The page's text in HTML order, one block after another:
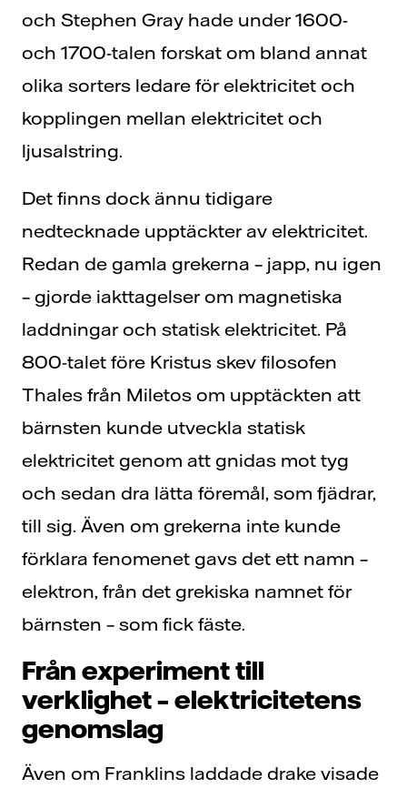
och Stephen Gray hade under 1600-
och 1700-talen forskat om bland annat
olika sorters ledare för elektricitet och
kopplingen mellan elektricitet och
ljusalstring.
Det finns dock ännu tidigare
nedtecknade upptäckter av elektricitet.
Redan de gamla grekerna – japp, nu igen
– gjorde iakttagelser om magnetiska
laddningar och statisk elektricitet. På
800-talet före Kristus skev filosofen
Thales från Miletos om upptäckten att
bärnsten kunde utveckla statisk
elektricitet genom att gnidas mot tyg
och sedan dra lätta föremål, som fjädrar,
till sig. Även om grekerna inte kunde
förklara fenomenet gavs det ett namn –
elektron, från det grekiska namnet för
bärnsten – som fick fäste.
Från experiment till
verklighet – elektricitetens
genomslag
Även om Franklins laddade drake visade